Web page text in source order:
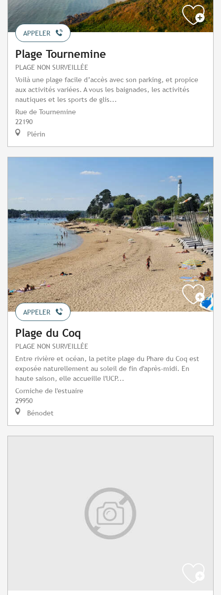
APPELER
Plage Tournemine
PLAGE NON SURVEILLÉE
Voilà une plage facile d’accès avec son parking, et propice
aux activités variées. A vous les baignades, les activités
nautiques et les sports de glis...
Rue de Tournemine
22190
Plérin
APPELER
Plage du Coq
PLAGE NON SURVEILLÉE
Entre rivière et océan, la petite plage du Phare du Coq est
exposée naturellement au soleil de fin d'après-midi. En
haute saison, elle accueille l'UCP...
Corniche de l'estuaire
29950
Bénodet